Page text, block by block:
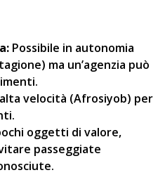
Possibile in autonomia
ma un’agenzia può
velocità (Afrosiyob) per
oggetti di valore,
passeggiate